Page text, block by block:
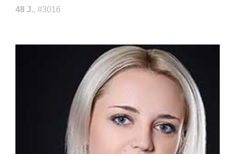
48 J., #3016